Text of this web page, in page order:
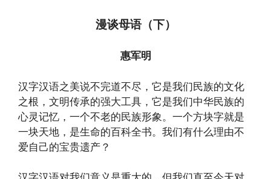
漫谈母语（下）
惠军明
汉字汉语之美说不完道不尽，它是我们民族的文化
之根，文明传承的强大工具，它是我们中华民族的
心灵记忆，一个不老的民族形象。一个方块字就是
一块天地，是生命的百科全书。我们有什么理由不
爱自己的宝贵遗产？